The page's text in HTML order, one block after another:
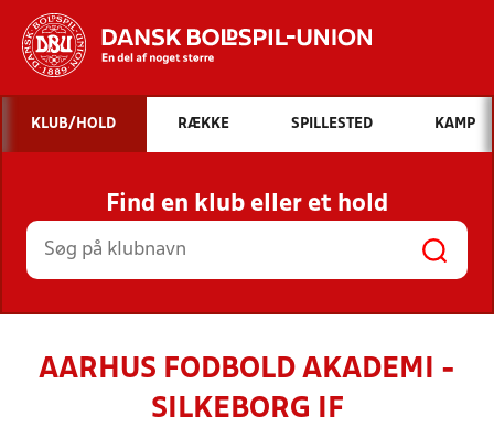
Hvad vil du søge efter?
INDHOLD OG NYHEDER
STILLINGER, RESULTATER, KLUBBER OG
HOLD
KLUB/HOLD RÆKKE SPILLESTED KAMP
Find en klub eller et hold
AARHUS FODBOLD AKADEMI -
SILKEBORG IF